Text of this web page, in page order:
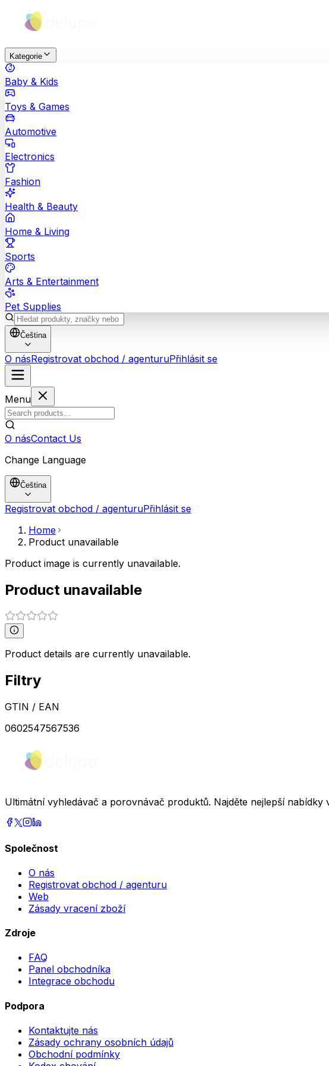
Kategorie
Baby & Kids
Toys & Games
Automotive
Electronics
Fashion
Health & Beauty
Home & Living
Sports
Arts & Entertainment
Pet Supplies
Čeština
O násRegistrovat obchod / agenturuPřihlásit se
Menu
O násContact Us
Change Language
Čeština
Registrovat obchod / agenturuPřihlásit se
Home
Product unavailable
Product image is currently unavailable.
Product unavailable
Product details are currently unavailable.
Filtry
GTIN / EAN
0602547567536
Ultimátní vyhledávač a porovnávač produktů. Najděte nejlepší nabídky
Společnost
O nás
Registrovat obchod / agenturu
Web
Zásady vracení zboží
Zdroje
FAQ
Panel obchodníka
Integrace obchodu
Podpora
Kontaktujte nás
Zásady ochrany osobních údajů
Obchodní podmínky